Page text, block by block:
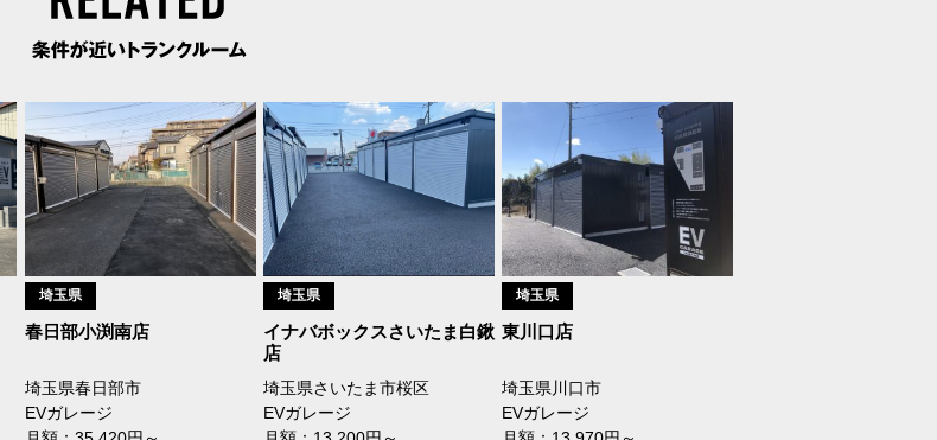
埼玉県
春日部小渕南店
埼玉県春日部市
EVガレージ
埼玉県
イナバボックスさいたま白鍬
店
埼玉県さいたま市桜区
EVガレージ
埼玉県
東川口店
埼玉県川口市
EVガレージ